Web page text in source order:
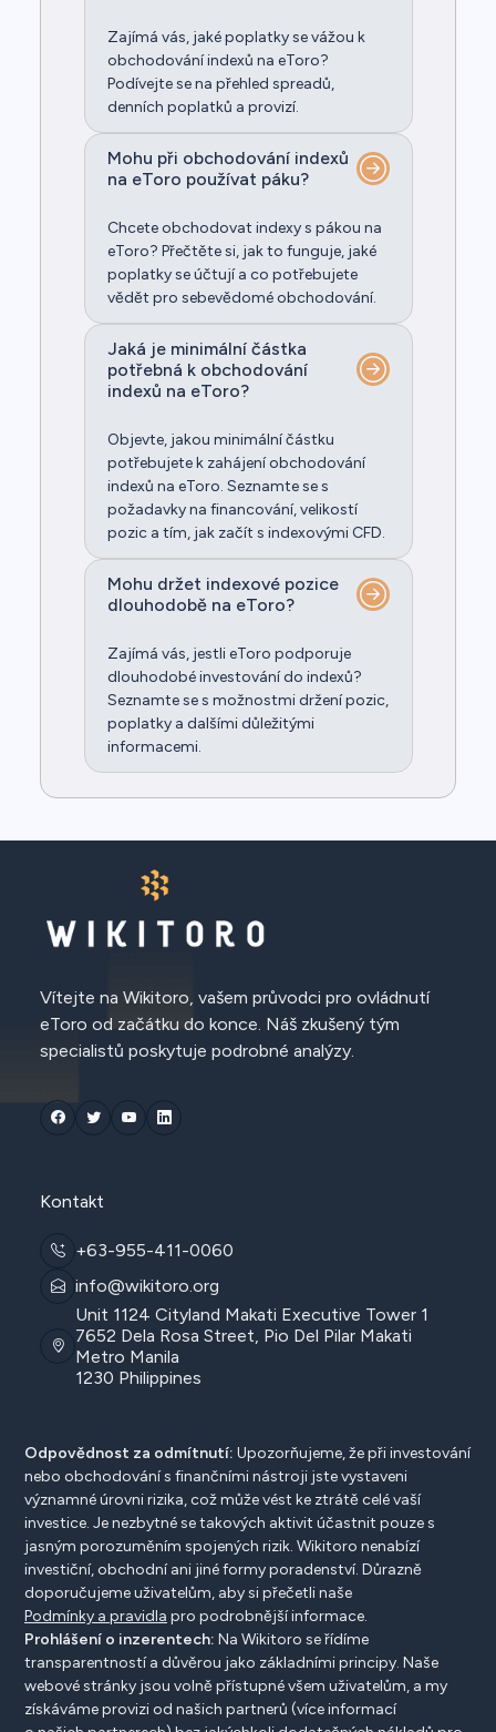
Zajímá vás, jaké poplatky se vážou k
obchodování indexů na eToro?
Podívejte se na přehled spreadů,
denních poplatků a provizí.
Mohu při obchodování indexů
na eToro používat páku?
Chcete obchodovat indexy s pákou na
eToro? Přečtěte si, jak to funguje, jaké
poplatky se účtují a co potřebujete
vědět pro sebevědomé obchodování.
Jaká je minimální částka
potřebná k obchodování
indexů na eToro?
Objevte, jakou minimální částku
potřebujete k zahájení obchodování
indexů na eToro. Seznamte se s
požadavky na financování, velikostí
pozic a tím, jak začít s indexovými CFD.
Mohu držet indexové pozice
dlouhodobě na eToro?
Zajímá vás, jestli eToro podporuje
dlouhodobé investování do indexů?
Seznamte se s možnostmi držení pozic,
poplatky a dalšími důležitými
informacemi.
Vítejte na Wikitoro, vašem průvodci pro ovládnutí
eToro od začátku do konce. Náš zkušený tým
specialistů poskytuje podrobné analýzy.
Kontakt
+63-955-411-0060
info@wikitoro.org
Unit 1124 Cityland Makati Executive Tower 1
7652 Dela Rosa Street, Pio Del Pilar Makati
Metro Manila
1230 Philippines
Odpovědnost za odmítnutí: Upozorňujeme, že při investování
nebo obchodování s finančními nástroji jste vystaveni
významné úrovni rizika, což může vést ke ztrátě celé vaší
investice. Je nezbytné se takových aktivit účastnit pouze s
jasným porozuměním spojených rizik. Wikitoro nenabízí
investiční, obchodní ani jiné formy poradenství. Důrazně
doporučujeme uživatelům, aby si přečetli naše
Podmínky a pravidla pro podrobnější informace.
Prohlášení o inzerentech: Na Wikitoro se řídíme
transparentností a důvěrou jako základními principy. Naše
webové stránky jsou volně přístupné všem uživatelům, a my
získáváme provizi od našich partnerů (více informací